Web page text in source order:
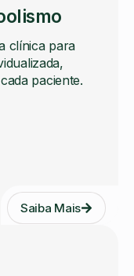
clínica para
paciente.
Saiba Mais